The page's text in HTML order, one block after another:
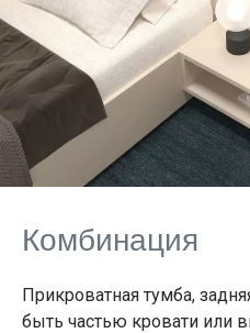
Комбинация
Прикроватная тумба,
быть частью кровати или